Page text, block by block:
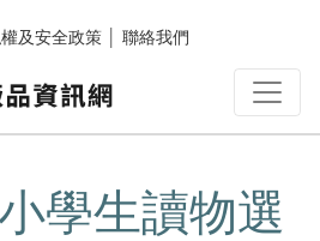
及安全政策 聯絡我們
學生讀物選